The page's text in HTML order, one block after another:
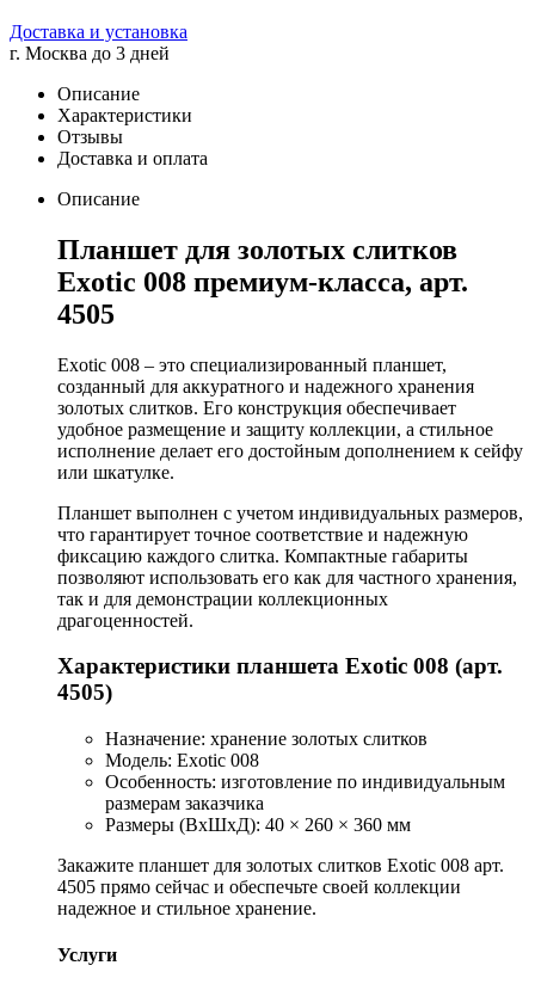
Доставка и установка
г. Москва до 3 дней
Описание
Характеристики
Отзывы
Доставка и оплата
Описание
Планшет для золотых слитков
Exotic 008 премиум-класса, арт.
4505
Exotic 008 – это специализированный планшет,
созданный для аккуратного и надежного хранения
золотых слитков. Его конструкция обеспечивает
удобное размещение и защиту коллекции, а стильное
исполнение делает его достойным дополнением к сейфу
или шкатулке.
Планшет выполнен с учетом индивидуальных размеров,
что гарантирует точное соответствие и надежную
фиксацию каждого слитка. Компактные габариты
позволяют использовать его как для частного хранения,
так и для демонстрации коллекционных
драгоценностей.
Характеристики планшета Exotic 008 (арт.
4505)
Назначение: хранение золотых слитков
Модель: Exotic 008
Особенность: изготовление по индивидуальным
размерам заказчика
Размеры (ВхШхД): 40 × 260 × 360 мм
Закажите планшет для золотых слитков Exotic 008 арт.
4505 прямо сейчас и обеспечьте своей коллекции
надежное и стильное хранение.
Услуги